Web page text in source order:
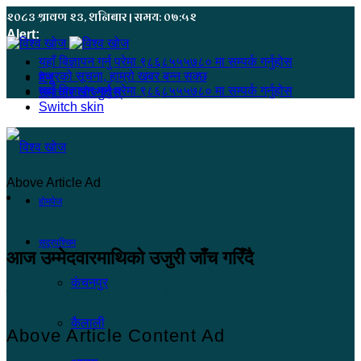
२०८३ श्रावण २३, शनिबार | समय: ०७:५२
Alert:
यहाँ बिज्ञापन गर्नु परेमा ९८६८५५५७८० मा सम्पर्क गर्नुहोस
हजुरको सूचना, हाम्रो खबर बन्न सक्छ
यहाँ बिज्ञापन गर्नु परेमा ९८६८५५५७८० मा सम्पर्क गर्नुहोस
मेनू
समाचार खोज्नुहोस्
Switch skin
होमपेज
सुदूरपश्चिम
कंचनपुर
कैलाली
Above Article Ad
आज उम्मेदवारमाथिको उजुरी जाँच गरिँदै
२०८२ माघ ८, बिहीबार ०१:५१
Above Article Content Ad